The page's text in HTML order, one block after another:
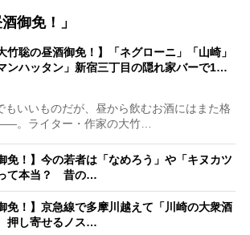
御免！」
竹聡の昼酒御免！】「ネグローニ」「山崎」
マンハッタン」新宿三丁目の隠れ家バーで1…
いいものだが、昼から飲むお酒にはまた格
。ライター・作家の大竹…
免！】今の若者は「なめろう」や「キヌカツ
て本当？ 昔の…
免！】京急線で多摩川越えて「川崎の大衆酒
押し寄せるノス…